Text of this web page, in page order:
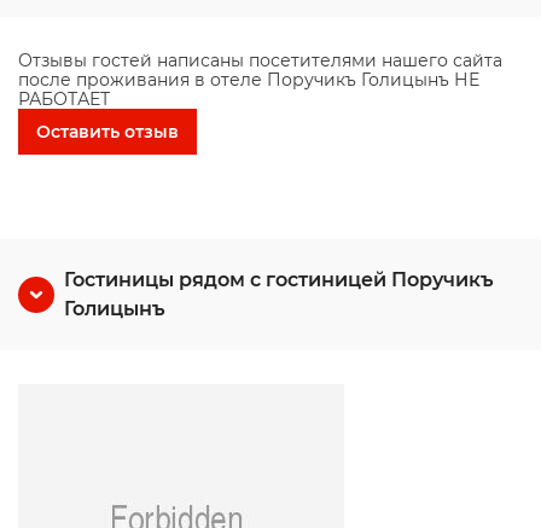
Отзывы гостей написаны посетителями нашего сайта
после проживания в отеле Поручикъ Голицынъ НЕ
РАБОТАЕТ
Оставить отзыв
Гостиницы рядом с гостиницей Поручикъ
Голицынъ